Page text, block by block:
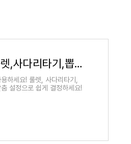
Random GO (랜덤룰렛,사다리타기,뽑기,복불복) - Google Play 앱
하세요! 룰렛, 사다리타기,
설정으로 쉽게 결정하세요!